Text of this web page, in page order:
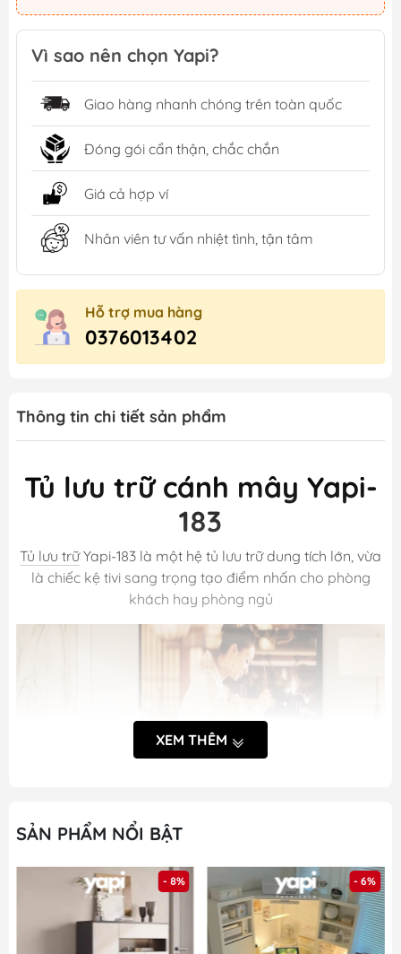
Vì sao nên chọn Yapi?
Giao hàng nhanh chóng trên toàn quốc
Đóng gói cẩn thận, chắc chắn
Giá cả hợp ví
Nhân viên tư vấn nhiệt tình, tận tâm
Hỗ trợ mua hàng
0376013402
Thông tin chi tiết sản phẩm
Tủ lưu trữ cánh mây Yapi-
183
Tủ lưu trữYapi-183 là một hệ tủ lưu trữ dung tích lớn, vừa
là chiếc kệ tivi sang trọng tạo điểm nhấn cho phòng
khách hay phòng ngủ
XEM THÊM
SẢN PHẨM NỔI BẬT
- 8% - 6%